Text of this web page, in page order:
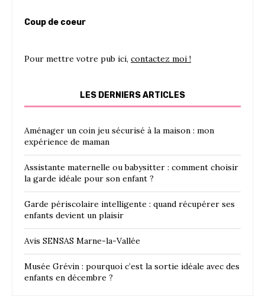
Coup de coeur
Pour mettre votre pub ici, contactez moi !
LES DERNIERS ARTICLES
Aménager un coin jeu sécurisé à la maison : mon
expérience de maman
Assistante maternelle ou babysitter : comment choisir
la garde idéale pour son enfant ?
Garde périscolaire intelligente : quand récupérer ses
enfants devient un plaisir
Avis SENSAS Marne-la-Vallée
Musée Grévin : pourquoi c’est la sortie idéale avec des
enfants en décembre ?